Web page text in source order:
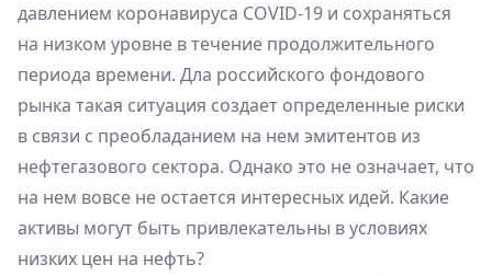
давлением коронавируса COVID-19 и сохраняться
на низком уровне в течение продолжительного
периода времени. Дла российского фондового
рынка такая ситуация создает определенные риски
в связи с преобладанием на нем эмитентов из
нефтегазового сектора. Однако это не означает, что
на нем вовсе не остается интересных идей. Какие
активы могут быть привлекательны в условиях
низких цен на нефть?